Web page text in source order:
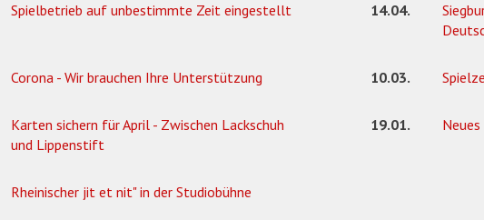
Spielbetrieb auf unbestimmte Zeit eingestellt 14.04.
Corona - Wir brauchen Ihre Unterstützung 10.03.
Karten sichern für April - Zwischen Lackschuh
und Lippenstift
19.01.
Rheinischer jit et nit" in der Studiobühne